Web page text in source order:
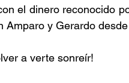
el dinero reconocido
Amparo y Gerardo
a verte sonreír!